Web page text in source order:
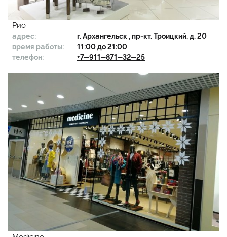
Рио
адрес: г.Архангельск, пр-кт. Троицкий, д. 20
время работы:
11:00 до 21:00
телефон:
+7‒911‒871‒32‒25